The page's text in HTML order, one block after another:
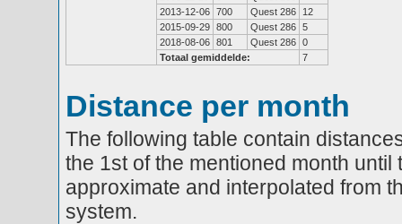
2013-12-06 700 Quest 286
12
2015-09-29 800 Quest 286 5
2018-08-06 801 Quest 286 0
Totaal gemiddelde:
7
Distance per month
The following table contain
the 1st of the mentioned month
approximate and interpolated from
system.